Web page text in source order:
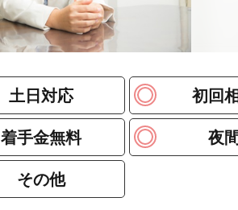
土日対応 初回
着手金無料 夜
その他